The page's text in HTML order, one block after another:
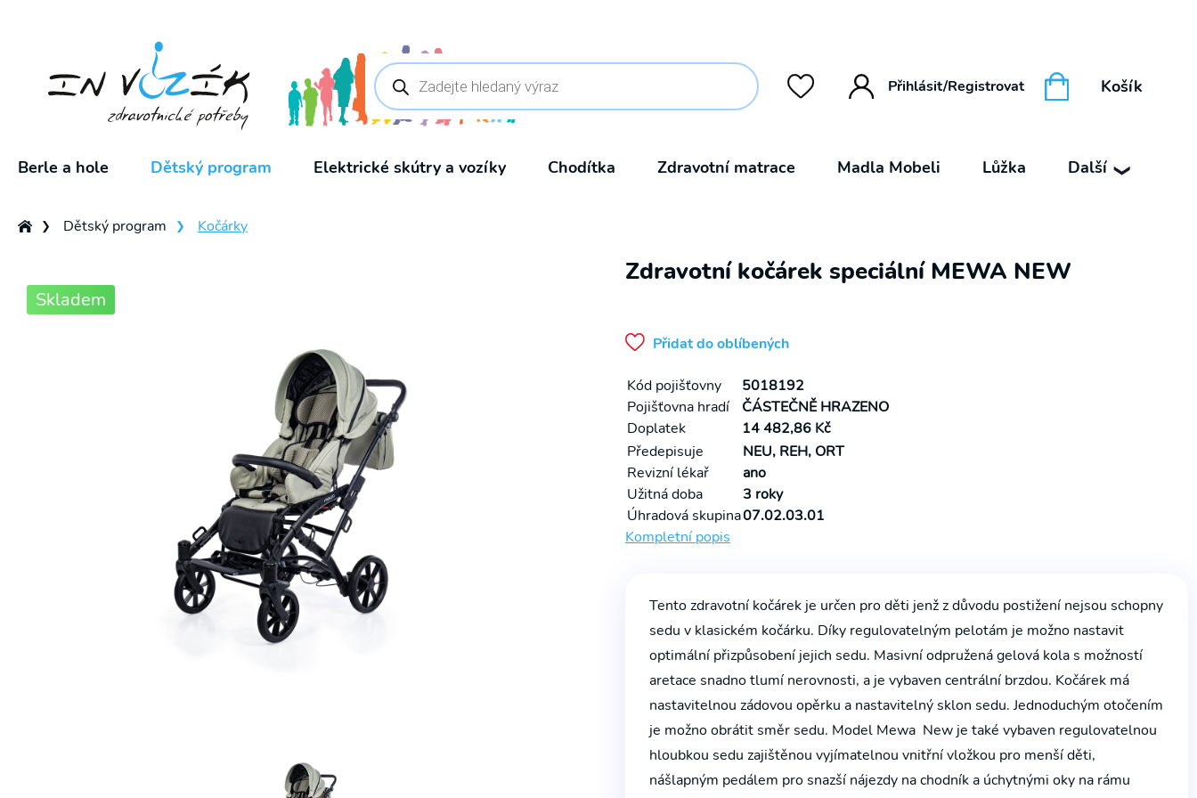
Products
search Přihlásit/Registrovat Košík
Berle a hole Dětský program Elektrické skútry a vozíky Chodítka Zdravotní matrace Madla Mobeli Lůžka Další ❯
❯ Dětský program ❯ Kočárky
Skladem
Zdravotní kočárek speciální MEWA NEW
Přidat do oblíbených
Kód pojišťovny
5018192
Pojišťovna hradí ČÁSTEČNĚ HRAZENO
Doplatek
14 482,86 Kč
Předepisuje
NEU, REH, ORT
Revizní lékař
ano
Užitná doba
3 roky
Úhradová skupina07.02.03.01
Kompletní popis
Tento zdravotní kočárek je určen pro děti jenž z důvodu postižení nejsou schopny
sedu v klasickém kočárku. Díky regulovatelným pelotám je možno nastavit
optimální přizpůsobení jejich sedu. Masivní odpružená gelová kola s možností
aretace snadno tlumí nerovnosti, a je vybaven centrální brzdou. Kočárek má
nastavitelnou zádovou opěrku a nastavitelný sklon sedu. Jednoduchým otočením
je možno obrátit směr sedu. Model Mewa New je také vybaven regulovatelnou
hloubkou sedu zajištěnou vyjímatelnou vnitřní vložkou pro menší děti,
nášlapným pedálem pro snazší nájezdy na chodník a úchytnými oky na rámu